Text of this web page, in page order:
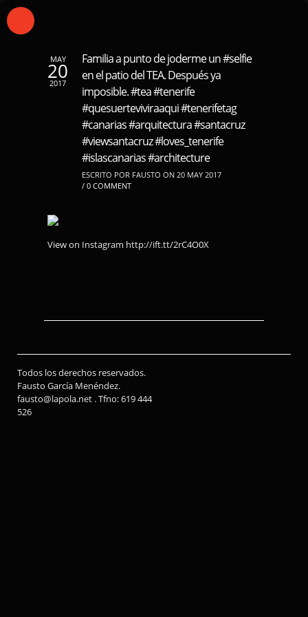
MAY
20
2017
Familia a punto de joderme un #selfie
en el patio del TEA. Después ya
imposible. #tea #tenerife
#quesuerteviviraaqui #tenerifetag
#canarias #arquitectura #santacruz
#viewsantacruz #loves_tenerife
#islascanarias #architecture
ESCRITO POR FAUSTO ON 20 MAY 2017
/ 0 COMMENT
View on Instagram http://ift.tt/2rC4O0X
Todos los derechos reservados.
Fausto García Menéndez.
fausto@lapola.net . Tfno: 619 444
526